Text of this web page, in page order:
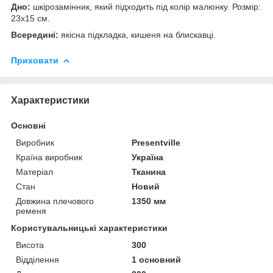
Дно: шкірозамінник, який підходить під колір малюнку. Розмір:
23х15 см.
Всередині: якісна підкладка, кишеня на блискавці.
Приховати
Характеристики
Основні
Виробник
Presentville
Країна виробник
Україна
Матеріал
Тканина
Стан
Новий
Довжина плечового
ременя
1350 мм
Користувальницькі характеристики
Висота
300
Відділення
1 основний